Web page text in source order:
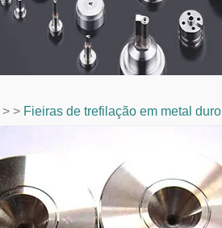
> > Fieiras de trefilação em metal duro